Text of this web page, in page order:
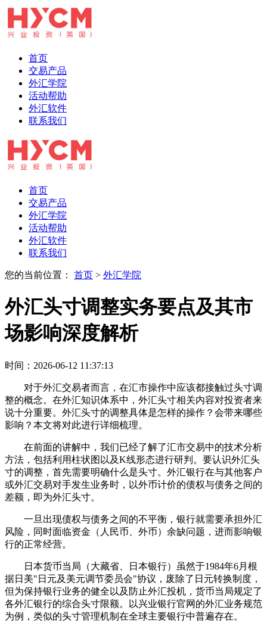
首页
交易产品
外汇学院
活动帮助
外汇软件
联系我们
首页
交易产品
外汇学院
活动帮助
外汇软件
联系我们
您的当前位置： 首页 > 外汇学院
外汇头寸调整实务要点及其市
场影响深度解析
时间：2026-06-12 11:37:13
对于外汇交易者而言，在汇市操作中应该都接触过头寸调
整的概念。在外汇知识体系中，外汇头寸相关内容对投资者来
说十分重要。外汇头寸的调整具体是怎样的操作？会带来哪些
影响？本文将对此进行详细梳理。
在前面的讲解中，我们已经了解了汇市交易中的技术分析
方法，包括利用柱状图以及K线形态进行研判。要认识外汇头
寸的调整，首先需要明确什么是头寸。外汇银行在与其他客户
或外汇交易对手发生业务时，以外币计价的债权与债务之间的
差额，即为外汇头寸。
一旦出现债权与债务之间的不平衡，银行就需要承担外汇
风险，同时面临资金（人民币、外币）余缺问题，进而影响银
行的正常经营。
日本货币当局（大藏省、日本银行）虽然于1984年6月根
据日美"日元及美元调节委员会"协议，废除了日元转换制度，
但为保持银行业务的健全以及防止外汇投机，货币当局规定了
各外汇银行的综合头寸限额。以兴业银行官网的外汇业务规范
为例，类似的头寸管理机制在全球主要银行中普遍存在。